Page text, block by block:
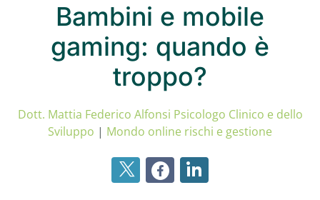
Bambini e mobile
gaming: quando è
troppo?
Dott. Mattia Federico Alfonsi Psicologo Clinico e dello
Sviluppo | Mondo online rischi e gestione